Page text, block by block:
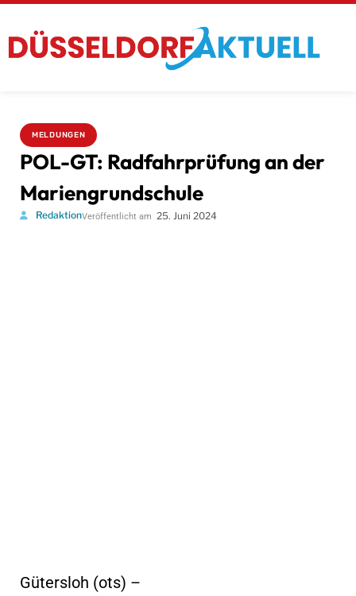
MELDUNGEN
POL-GT: Radfahrprüfung an der
Mariengrundschule
RedaktionVeröffentlicht am 25. Juni 2024
Gütersloh (ots) –